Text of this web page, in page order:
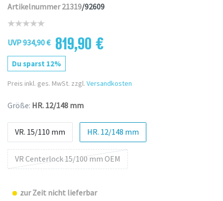
Artikelnummer 21319/92609
UVP 934,90 € 819,90 €
Du sparst 12%
Preis inkl. ges. MwSt. zzgl. Versandkosten
Größe: HR. 12/148 mm
VR. 15/110 mm HR. 12/148 mm
VR Centerlock 15/100 mm OEM
zur Zeit nicht lieferbar